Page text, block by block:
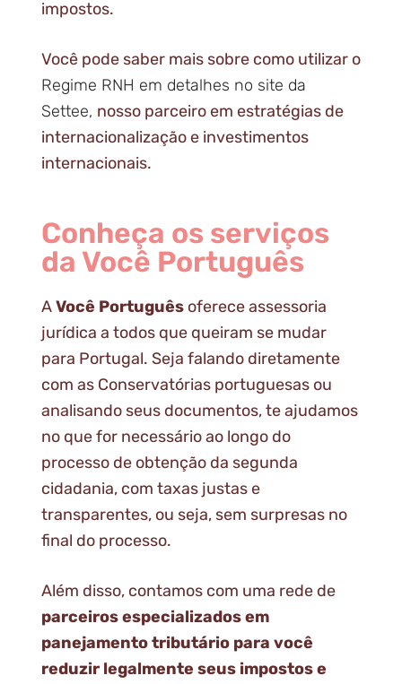
impostos.
Você pode saber mais sobre como utilizar o
Regime RNH em detalhes no site da
Settee, nosso parceiro em estratégias de
internacionalização e investimentos
internacionais.
Conheça os serviços
da Você Português
AVocê Português oferece assessoria
jurídica a todos que queiram se mudar
para Portugal. Seja falando diretamente
com as Conservatórias portuguesas ou
analisando seus documentos, te ajudamos
no que for necessário ao longo do
processo de obtenção da segunda
cidadania, com taxas justas e
transparentes, ou seja, sem surpresas no
final do processo.
Além disso, contamos com uma rede de
parceiros especializados em
panejamento tributário para você
reduzir legalmente seus impostos e